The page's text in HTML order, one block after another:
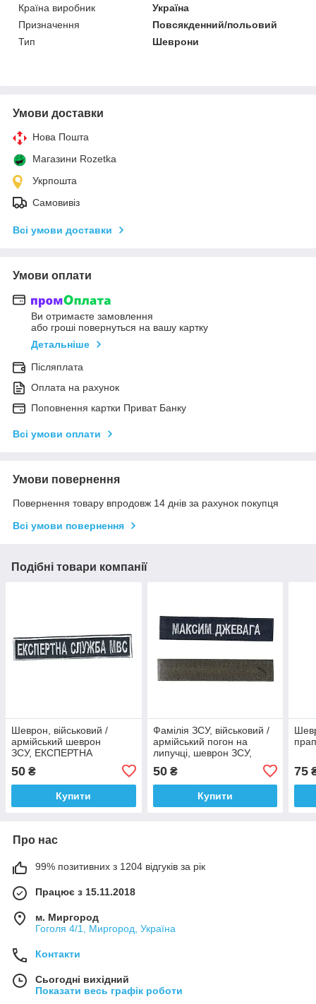
Країна виробник
Україна
Призначення
Повсякденний/польовий
Тип
Шеврони
Умови доставки
Нова Пошта
Магазини Rozetka
Укрпошта
Самовивіз
Всі умови доставки
Умови оплати
Ви отримаєте замовлення
або гроші повернуться на вашу картку
Детальніше
Післяплата
Оплата на рахунок
Поповнення картки Приват Банку
Всі умови оплати
Умови повернення
Повернення товару впродовж 14 днів за рахунок покупця
Всі умови повернення
Подібні товари компанії
Шеврон, військовий /
армійський шеврон
ЗСУ, ЕКСПЕРТНА
СЛУЖБА МВС білий колір
на темно синьому фоні.
2,8 см * 12,5 см
50 ₴
Купити
Фамілія ЗСУ, військовий /
армійський погон на
липучці, шеврон ЗСУ,
синій. 2,8 см х 12,5 см
50₴
Купити
75
Про нас
99% позитивних з 1204 відгуків за рік
Працює з 15.11.2018
м. Миргород
Гоголя 4/1, Миргород, Україна
Контакти
Сьогодні вихідний
Показати весь графік роботи